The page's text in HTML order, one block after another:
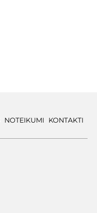
NOTEIKUMI KONTAKTI